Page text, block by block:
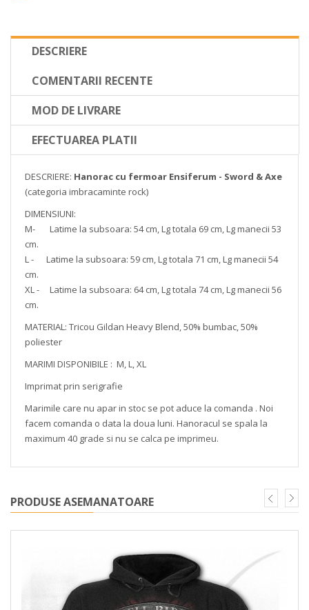
DESCRIERE
COMENTARII RECENTE
MOD DE LIVRARE
EFECTUAREA PLATII
DESCRIERE: Hanorac cu fermoar Ensiferum - Sword & Axe
(categoria imbracaminte rock)
DIMENSIUNI:
M- Latime la subsoara: 54 cm, Lg totala 69 cm, Lg manecii 53
cm.
L - Latime la subsoara: 59 cm, Lg totala 71 cm, Lg manecii 54
cm.
XL - Latime la subsoara: 64 cm, Lg totala 74 cm, Lg manecii 56
cm.
MATERIAL: Tricou Gildan Heavy Blend, 50% bumbac, 50%
poliester
MARIMI DISPONIBILE : M, L, XL
Imprimat prin serigrafie
Marimile care nu apar in stoc se pot aduce la comanda . Noi
facem comanda o data la doua luni. Hanoracul se spala la
maximum 40 grade si nu se calca pe imprimeu.
PRODUSE ASEMANATOARE